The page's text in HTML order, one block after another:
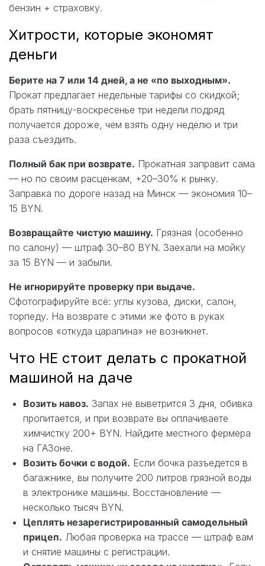
бензин + страховку.
Хитрости, которые экономят
деньги
Берите на 7 или 14 дней, а не «по выходным».
Прокат предлагает недельные тарифы со скидкой;
брать пятницу-воскресенье три недели подряд
получается дороже, чем взять одну неделю и три
раза съездить.
Полный бак при возврате. Прокатная заправит сама
— но по своим расценкам, +20–30% к рынку.
Заправка по дороге назад на Минск — экономия 10–
15 BYN.
Возвращайте чистую машину. Грязная (особенно
по салону) — штраф 30–80 BYN. Заехали на мойку
за 15 BYN — и забыли.
Не игнорируйте проверку при выдаче.
Сфотографируйте всё: углы кузова, диски, салон,
торпеду. На возврате с этими же фото в руках
вопросов «откуда царапина» не возникнет.
Что НЕ стоит делать с прокатной
машиной на даче
Возить навоз. Запах не выветрится 3 дня, обивка
пропитается, и при возврате вы оплачиваете
химчистку 200+ BYN. Найдите местного фермера
на ГАЗоне.
Возить бочки с водой. Если бочка разъедется в
багажнике, вы получите 200 литров грязной воды
в электронике машины. Восстановление —
несколько тысяч BYN.
Цеплять незарегистрированный самодельный
прицеп. Любая проверка на трассе — штраф вам
и снятие машины с регистрации.